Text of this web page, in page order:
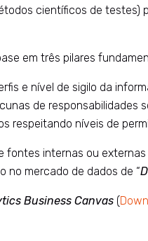
científicos de testes)
em três pilares
e nível de sigilo da
de
respeitando níveis de
fontes internas ou
no mercado de dados de “
Business Canvas (